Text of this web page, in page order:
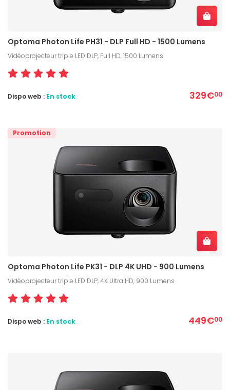
Optoma Photon Life PH31 - DLP Full HD - 1500 Lumens
Vidéoprojecteur triple LED DLP, Full HD, 1500 Lumens
329€00
Dispo web : En stock
Promotion
Optoma Photon Life PK31 - DLP 4K UHD - 900 Lumens
Vidéoprojecteur triple LED DLP, 4K Ultra HD, 900 Lumens
449€00
Dispo web : En stock